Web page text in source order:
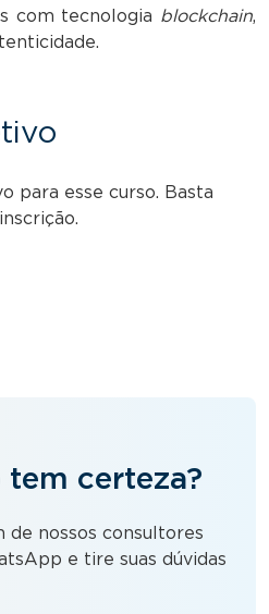
com tecnologia blockchain,
para esse curso. Basta
certeza?
de nossos consultores
e tire suas dúvidas